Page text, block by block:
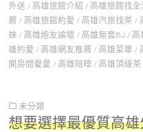
外送 / 高雄旅館介紹 / 高雄旅館找全
薦 / 高雄旅館約愛 / 高雄汽旅找茶 /
妹 / 高雄炮友論壇 / 高雄無套BJ / 高
雄約愛 / 高雄網友推薦 / 高雄菜單 /
開房間愛愛 / 高雄陪睡 / 高雄頂級茶
未分類
想要選擇最優質高